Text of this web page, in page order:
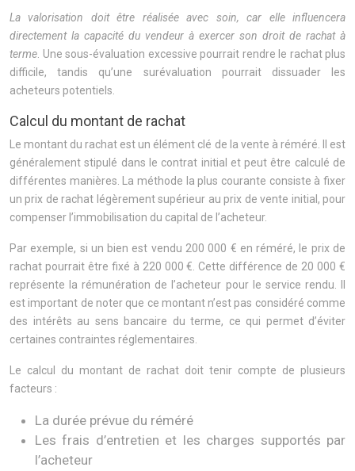
La valorisation doit être réalisée avec soin, car elle influencera
directement la capacité du vendeur à exercer son droit de rachat à
terme . Une sous-évaluation excessive pourrait rendre le rachat plus
difficile, tandis qu’une surévaluation pourrait dissuader les
acheteurs potentiels.
Calcul du montant de rachat
Le montant du rachat est un élément clé de la vente à réméré. Il est
généralement stipulé dans le contrat initial et peut être calculé de
différentes manières. La méthode la plus courante consiste à fixer
un prix de rachat légèrement supérieur au prix de vente initial, pour
compenser l’immobilisation du capital de l’acheteur.
Par exemple, si un bien est vendu 200 000 € en réméré, le prix de
rachat pourrait être fixé à 220 000 €. Cette différence de 20 000 €
représente la rémunération de l’acheteur pour le service rendu. Il
est important de noter que ce montant n’est pas considéré comme
des intérêts au sens bancaire du terme, ce qui permet d’éviter
certaines contraintes réglementaires.
Le calcul du montant de rachat doit tenir compte de plusieurs
facteurs :
La durée prévue du réméré
Les frais d’entretien et les charges supportés par
l’acheteur